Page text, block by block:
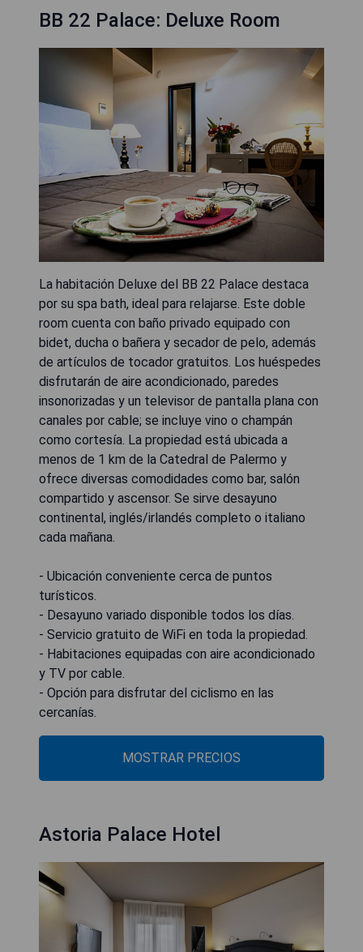
BB 22 Palace: Deluxe Room
La habitación Deluxe del BB 22 Palace destaca
por su spa bath, ideal para relajarse. Este doble
room cuenta con baño privado equipado con
bidet, ducha o bañera y secador de pelo, además
de artículos de tocador gratuitos. Los huéspedes
disfrutarán de aire acondicionado, paredes
insonorizadas y un televisor de pantalla plana con
canales por cable; se incluye vino o champán
como cortesía. La propiedad está ubicada a
menos de 1 km de la Catedral de Palermo y
ofrece diversas comodidades como bar, salón
compartido y ascensor. Se sirve desayuno
continental, inglés/irlandés completo o italiano
cada mañana.
- Ubicación conveniente cerca de puntos
turísticos.
- Desayuno variado disponible todos los días.
- Servicio gratuito de WiFi en toda la propiedad.
- Habitaciones equipadas con aire acondicionado
y TV por cable.
- Opción para disfrutar del ciclismo en las
cercanías.
MOSTRAR PRECIOS
Astoria Palace Hotel